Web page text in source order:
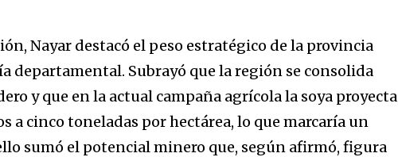
Nayar destacó el peso estratégico de la provincia
departamental. Subrayó que la región se consolida
y que en la actual campaña agrícola la soya proyecta
a cinco toneladas por hectárea, lo que marcaría un
sumó el potencial minero que, según afirmó, figura